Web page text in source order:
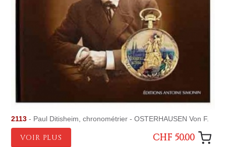
2113 - Paul Ditisheim, chronométrier - OSTERHAUSEN Von F.
VOIR PLUS CHF 50.00